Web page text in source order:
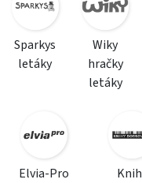
Sparkys
letáky
Wiky
hračky
letáky
Elvia-Pro